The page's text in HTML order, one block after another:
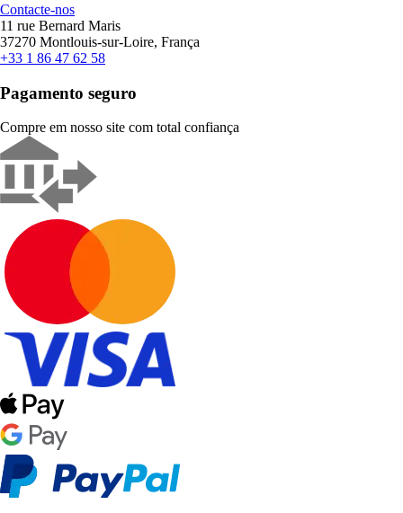
Contacte-nos
11 rue Bernard Maris
37270 Montlouis-sur-Loire, França
+33 1 86 47 62 58
Pagamento seguro
Compre em nosso site com total confiança